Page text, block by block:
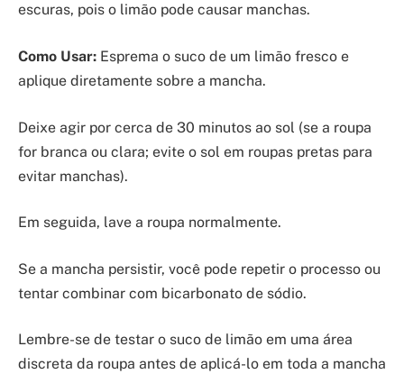
escuras, pois o limão pode causar manchas.
Como Usar: Esprema o suco de um limão fresco e
aplique diretamente sobre a mancha.
Deixe agir por cerca de 30 minutos ao sol (se a roupa
for branca ou clara; evite o sol em roupas pretas para
evitar manchas).
Em seguida, lave a roupa normalmente.
Se a mancha persistir, você pode repetir o processo ou
tentar combinar com bicarbonato de sódio.
Lembre-se de testar o suco de limão em uma área
discreta da roupa antes de aplicá-lo em toda a mancha